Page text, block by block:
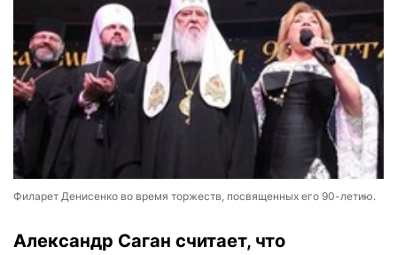
Филарет Денисенко во время торжеств, посвященных его 90-летию.
Александр Саган считает, что